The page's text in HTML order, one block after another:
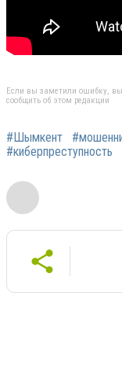
Если вы заметили ошибку,
сообщить об этом редакции
#Шымкент
#киберпреступность